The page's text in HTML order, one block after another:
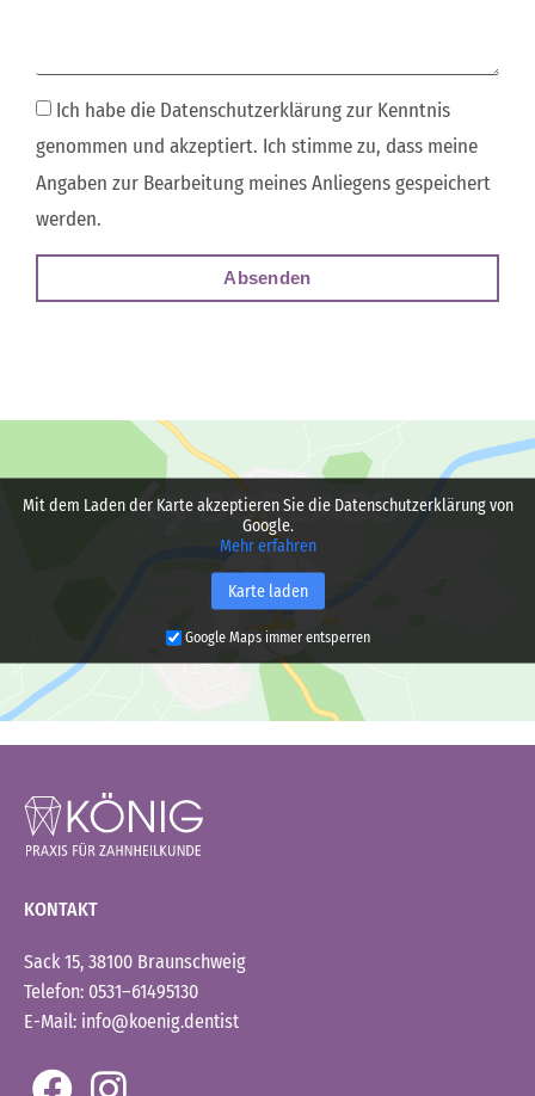
Ich habe die Datenschutzerklärung zur Kenntnis
genommen und akzeptiert. Ich stimme zu, dass meine
Angaben zur Bearbeitung meines Anliegens gespeichert
werden.
Absenden
Mit dem Laden der Karte akzeptieren Sie die Datenschutzerklärung von
Google.
Mehr erfahren
Karte laden
Google Maps immer entsperren
KONTAKT
Sack 15, 38100 Braunschweig
Telefon: 0531–61495130
E-Mail: info@koenig.dentist